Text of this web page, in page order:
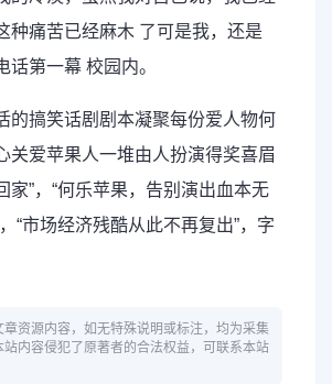
种痛苦已经麻木 了可是我，还是
话第一幕 校园内。
的搞笑话剧剧本凝聚每份爱人物何
关爱苹果人一堆由人扮演得奖喜眉
家”，“何乐苹果，告别演出血本无
“市场经济残酷从此不再复出”，字
章资源内容，如无特殊说明或标注，均为采集
站内容侵犯了原著者的合法权益，可联系本站